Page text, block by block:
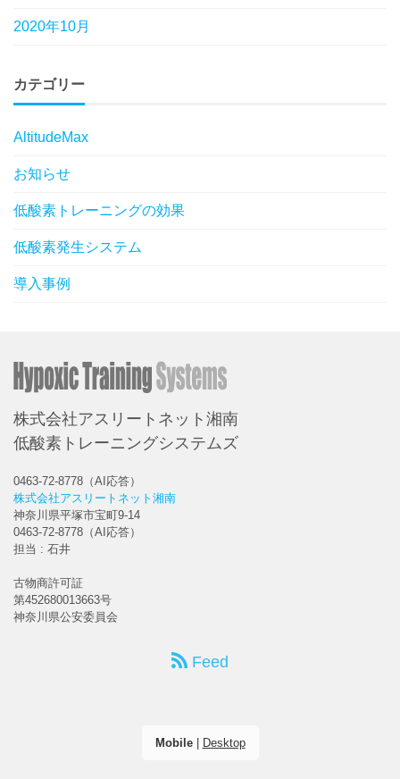
2020年10月
カテゴリー
AltitudeMax
お知らせ
低酸素トレーニングの効果
低酸素発生システム
導入事例
株式会社アスリートネット湘南
低酸素トレーニングシステムズ
0463-72-8778（AI応答）
株式会社アスリートネット湘南
神奈川県平塚市宝町9-14
0463-72-8778（AI応答）
担当 : 石井
古物商許可証
第452680013663号
神奈川県公安委員会
Feed
Mobile| Desktop